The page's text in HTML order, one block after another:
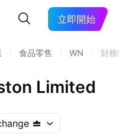
立即開始
食品零售 WN 財務
Limited